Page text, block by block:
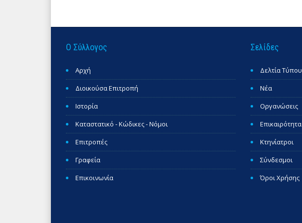
Ο Σύλλογος
Αρχή
Διοικούσα Επιτροπή
Ιστορία
Καταστατικό - Κώδικες - Νόμοι
Επιτροπές
Γραφεία
Επικοινωνία
Σελίδες
Δελτία Τύπου
Νέα
Οργανώσεις
Επικαιρότητα
Κτηνίατροι
Σύνδεσμοι
Όροι Χρήσης